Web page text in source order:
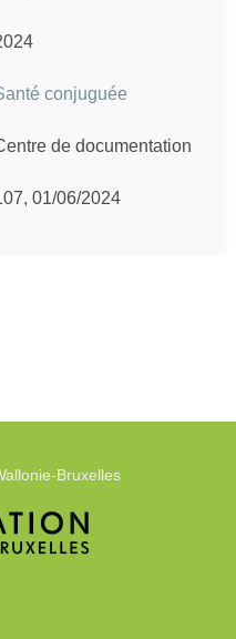
conjuguée
de documentation
01/06/2024
Bruxelles